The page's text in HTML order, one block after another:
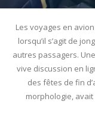
Les voyages en
lorsqu’il s’agit de
autres passagers.
vive discussion en
des fêtes de fin
morphologie,